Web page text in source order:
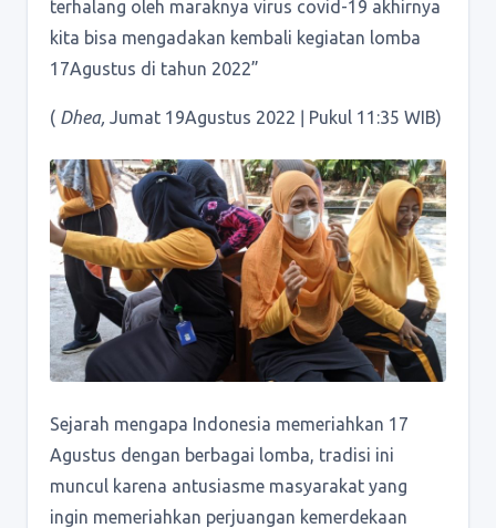
terhalang oleh maraknya virus covid-19 akhirnya
kita bisa mengadakan kembali kegiatan lomba
17Agustus di tahun 2022”
( Dhea, Jumat 19Agustus 2022 ǀ Pukul 11:35 WIB)
Sejarah mengapa Indonesia memeriahkan 17
Agustus dengan berbagai lomba, tradisi ini
muncul karena antusiasme masyarakat yang
ingin memeriahkan perjuangan kemerdekaan